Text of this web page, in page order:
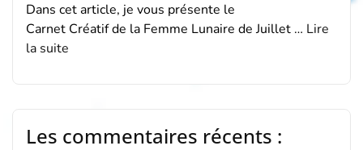
Dans cet article, je vous présente le
Carnet Créatif de la Femme Lunaire de Juillet … Lire
la suite
Les commentaires récents :